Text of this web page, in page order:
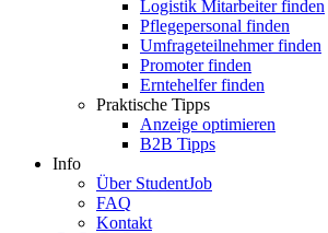
Logistik Mitarbeiter finden
Pflegepersonal finden
Umfrageteilnehmer finden
Promoter finden
Erntehelfer finden
Praktische Tipps
Anzeige optimieren
B2B Tipps
Info
Über StudentJob
FAQ
Kontakt